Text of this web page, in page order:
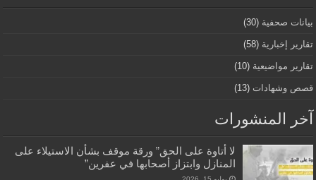
بيانات صحفية (30)
تقارير إخبارية (58)
تقارير مواضيعية (10)
قصص وشهادات (13)
آخر المنشورات
لا أتاوة على الحق” ورقة موقف بشأن الاستيلاء على
المنازل وابتزاز أصحابها في عفرين”